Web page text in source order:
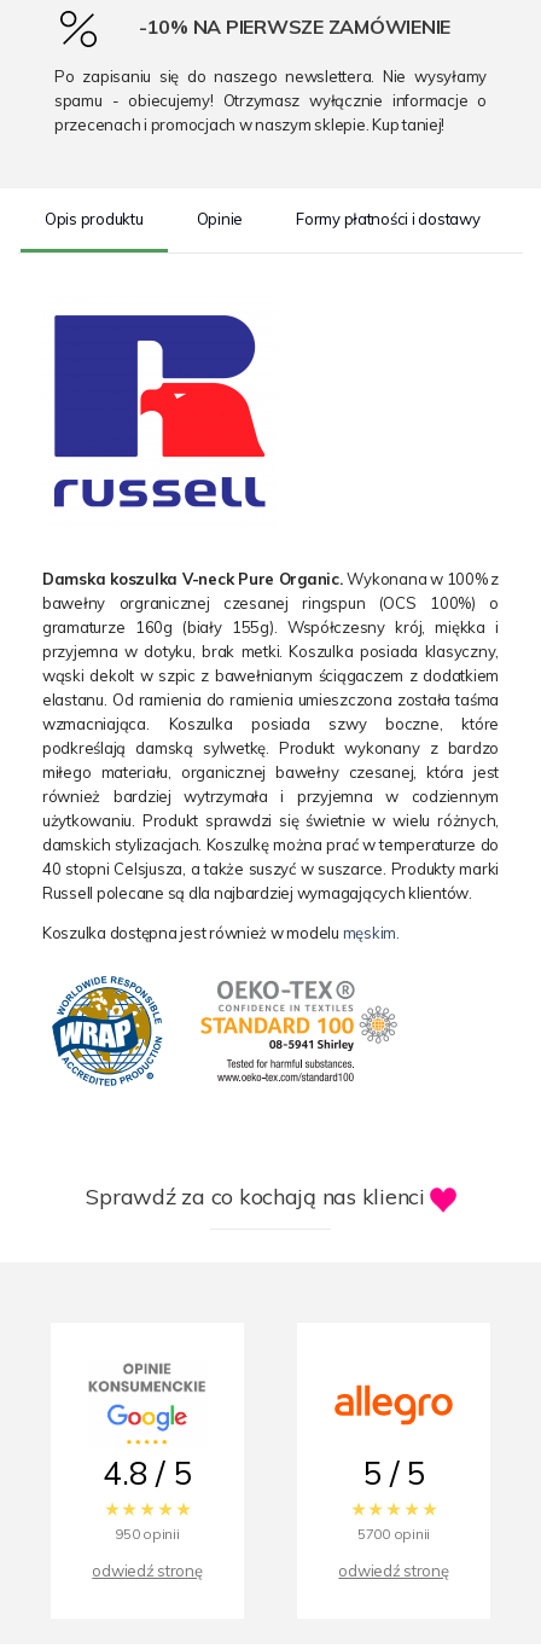
-10% NA PIERWSZE ZAMÓWIENIE
Po zapisaniu się do naszego newslettera. Nie wysyłamy
spamu - obiecujemy! Otrzymasz wyłącznie informacje o
przecenach i promocjach w naszym sklepie. Kup taniej!
Opis produktu Opinie Formy płatności i dostawy
Damska koszulka V-neck Pure Organic.Wykonana w 100% z
bawełny orgranicznej czesanej ringspun (OCS 100%) o
gramaturze 160g (biały 155g). Współczesny krój, miękka i
przyjemna w dotyku, brak metki. Koszulka posiada klasyczny,
wąski dekolt w szpic z bawełnianym ściągaczem z dodatkiem
elastanu. Od ramienia do ramienia umieszczona została taśma
wzmacniająca. Koszulka posiada szwy boczne, które
podkreślają damską sylwetkę. Produkt wykonany z bardzo
miłego materiału, organicznej bawełny czesanej, która jest
również bardziej wytrzymała i przyjemna w codziennym
użytkowaniu. Produkt sprawdzi się świetnie w wielu różnych,
damskich stylizacjach. Koszulkę można prać w temperaturze do
40 stopni Celsjusza, a także suszyć w suszarce. Produkty marki
Russell polecane są dla najbardziej wymagających klientów.
Koszulka dostępna jest również w modelu męskim.
Sprawdź za co kochają nas klienci
4.8 / 5
950 opinii
odwiedź stronę
5 / 5
5700 opinii
odwiedź stronę